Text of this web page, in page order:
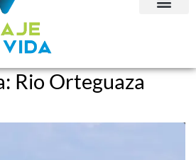
Rio Orteguaza